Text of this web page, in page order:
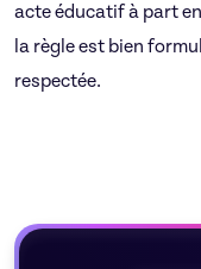
acte éducatif à part
la règle est bien
respectée.